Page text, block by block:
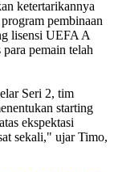
ketertarikannya
pembinaan
lisensi UEFA A
pemain telah
Seri 2, tim
starting
ekspektasi
sekali," ujar Timo,